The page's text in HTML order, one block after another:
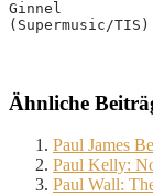
Ginnel
(Supermusic/TIS)
Ähnliche
Paul James
Paul Kelly:
Paul Wall: